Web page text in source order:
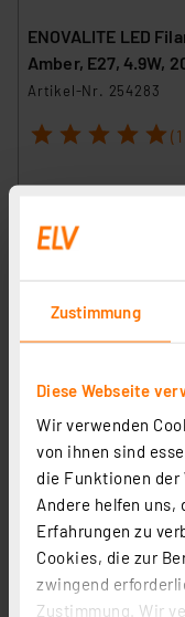
Zustimmung
Diese Webseite
Wir verwenden
von ihnen sind
die Funktionen der
Andere helfen uns,
Erfahrungen zu
Cookies, die zur
zwingend
Zustimmung. Wir
ENOVALITE LED
Amber, E27, 4.9W,
Artikel-Nr. 254283
1 2 3 4 5